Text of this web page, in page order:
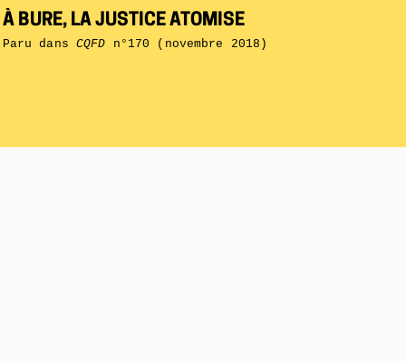
À BURE, LA JUSTICE ATOMISE
Paru dans CQFD n°170 (novembre 2018)